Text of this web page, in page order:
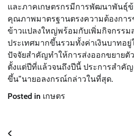
และภาคเกษตรกรมีการพัฒนาพันธุ์ข้
คุณภาพมาตรฐานตรงความต้องการ
ข้าวแปลงใหญ่พร้อมกับเพิ่มกิจกรรม
ประเทศมากขึ้นรวมทั้งค่าเงินบาทอ
ปัจจัยสำคัญทำให้การส่งออกขยายตั
ตั้งแต่ปีที่แล้วจนถึงปีนี้ ประการสำคั
ขึ้น”นายอลงกรณ์กล่าวในที่สุด.
Posted in เกษตร